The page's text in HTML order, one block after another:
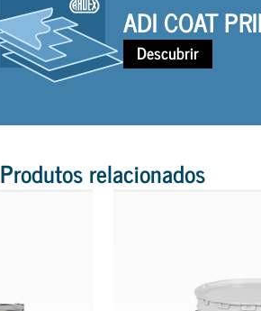
ADI COAT
Descubrir
Produtos relacionados